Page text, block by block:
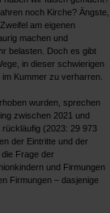
noch Kirche? Ängste,
am eigenen
machen und
belasten. Doch es gibt
in dieser schwierigen
im Kummer zu verharren.
wurden, sprechen
zwischen 2021 und
(2023: 29 973
der Eintritte und der
Frage der
und Firmungen
Firmungen – dasjenige